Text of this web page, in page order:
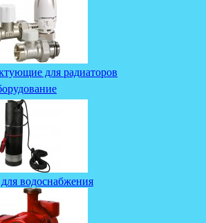
для радиаторов
водоснабжения